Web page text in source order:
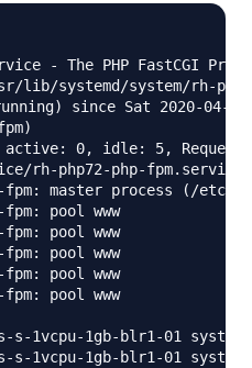
- The PHP FastCGI
lib/systemd/system/rh-
since Sat 2020-04-18
0, idle: 5,
rh-php72-php-fpm.service
master process (/etc/
fpm: pool www
fpm: pool www
fpm: pool www
fpm: pool www
fpm: pool www
s-1vcpu-1gb-blr1-01
s-1vcpu-1gb-blr1-01